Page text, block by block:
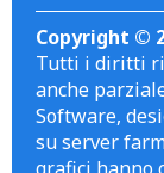
Copyright ©
Tutti i diritti
anche
Software,
su server